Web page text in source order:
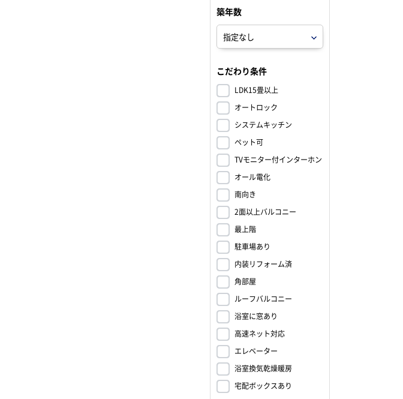
築年数
こだわり条件
LDK15畳以上
オートロック
システムキッチン
ペット可
TVモニター付インターホン
オール電化
南向き
2面以上バルコニー
最上階
駐車場あり
内装リフォーム済
角部屋
ルーフバルコニー
浴室に窓あり
高速ネット対応
エレベーター
浴室換気乾燥暖房
宅配ボックスあり